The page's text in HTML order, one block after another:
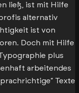
ließ, ist mit Hilfe
alternativ
ist von
Doch mit Hilfe
plus
arbeitendes
Texte